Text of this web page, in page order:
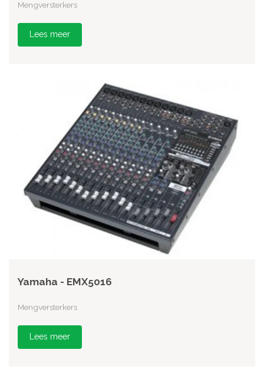
Mengversterkers
Lees meer
Yamaha - EMX5016
Mengversterkers
Lees meer